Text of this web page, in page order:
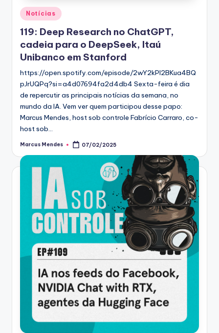
Posted
in
Notícias
119: Deep Research no ChatGPT,
cadeia para o DeepSeek, Itaú
Unibanco em Stanford
https://open.spotify.com/episode/2wY2kPl2BKua4BQ
pJrUQPq?si=a4d07694fa2d4db4 Sexta-feira é dia
de repercutir as principais notícias da semana, no
mundo da IA. Vem ver quem participou desse papo:
Marcus Mendes, host sob controle Fabrício Carraro, co-
host sob…
Posted
Marcus Mendes 07/02/2025